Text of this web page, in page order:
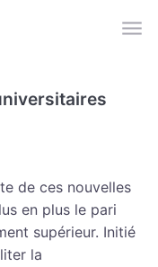
de ces nouvelles
en plus le pari
supérieur. Initié
la